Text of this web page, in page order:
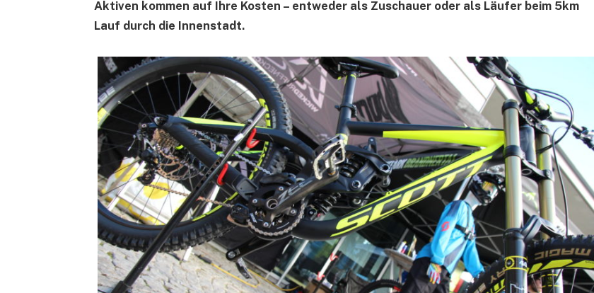
Aktiven kommen auf Ihre Kosten – entweder als Zuschauer oder als Läufer beim 5km
Lauf durch die Innenstadt.